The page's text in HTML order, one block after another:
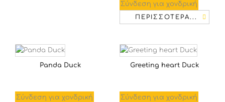
Σύνδεση για χονδρική
ΠΕΡΙΣΣΌΤΕΡΑ...
Panda Duck
Σύνδεση για χονδρική
Greeting heart Duck
Σύνδεση για χονδρική